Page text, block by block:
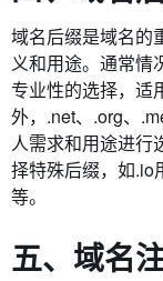
域名后缀是域名的
义和用途。通常情
专业性的选择，适
外，.net、.org、
人需求和用途进行
择特殊后缀，如.io
等。
五、域名